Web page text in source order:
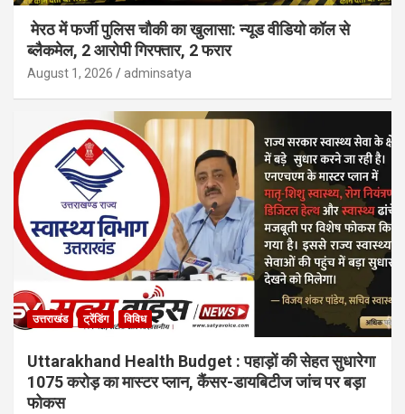
मेरठ में फर्जी पुलिस चौकी का खुलासा: न्यूड वीडियो कॉल से
ब्लैकमेल, 2 आरोपी गिरफ्तार, 2 फरार
August 1, 2026 adminsatya
उत्तराखंड ट्रेंडिंग विविध
Uttarakhand Health Budget : पहाड़ों की सेहत सुधारेगा
1075 करोड़ का मास्टर प्लान, कैंसर-डायबिटीज जांच पर बड़ा
फोकस